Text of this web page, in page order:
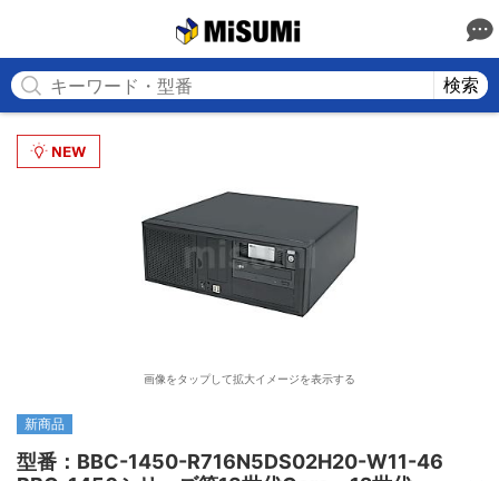
検索
画像をタップして拡大イメージを表示する
新商品
型番：BBC-1450-R716N5DS02H20-W11-46